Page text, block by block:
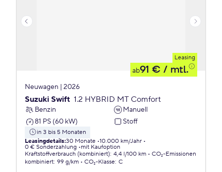
Leasing
ab91 € / mtl.
Neuwagen | 2026
Suzuki Swift 1.2 HYBRID MT Comfort
Benzin
Manuell
81 PS (60 kW)
Stoff
in 3 bis 5 Monaten
Leasingdetails:30 Monate 10.000 km/Jahr
0 € Sonderzahlung
mit Kaufoption
Kraftstoffverbrauch (kombiniert): 4,4 l/100 km
CO₂-Emissionen
kombiniert: 99 g/km CO₂-Klasse: C